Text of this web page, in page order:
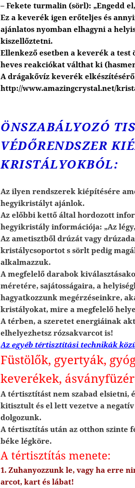
– Fekete turmalin (sörl): „Engedd
Ez a keverék igen erőteljes és
ajánlatos nyomban elhagyni a
kiszellőztetni.
Ellenkező esetben a keverék a
heves reakciókat válthat ki
A drágakővíz keverék
http://www.amazingcrystal.net/
ÖNSZABÁLYOZÓ
VÉDŐRENDSZER
KRISTÁLYOKBÓL:
Az ilyen rendszerek kiépítésére
hegyikristályt ajánlok.
Az előbbi kettő által hordozott
hegyikristály információja: „Az
Az ametisztből drúzát vagy
kristálycsoportot s sörlt pedig
alkalmazzuk.
A megfelelő darabok
méretére, sajátosságaira, a
hagyatkozzunk megérzéseinkre,
kristályokat, mire a megfelelő
A térben, a szeretet energiáinak
elhelyezhetsz rózsakvarcot is!
Az egyéb tértisztítási technikák
Füstölők, gyertyák,
keverékek,
A tértisztítást nem szabad elsietni,
kitisztult és el lett vezetve a
dolgozunk.
A tértisztítás után az otthon szinte
béke légköre.
A tértisztítás menete:
1. Zuhanyozzunk le, vagy ha erre
arcot, kart és lábat!